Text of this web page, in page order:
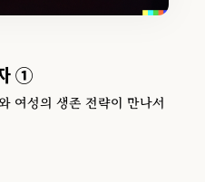
①
여성의 생존 전략이 만나서